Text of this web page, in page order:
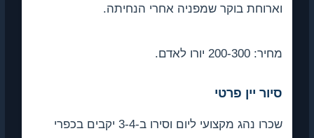
וארוחת בוקר שמפניה אחרי הנחיתה.
מחיר: 200-300 יורו לאדם.
סיור יין פרטי
שכרו נהג מקצועי ליום וסירו ב-3-4 יקבים בכפרי